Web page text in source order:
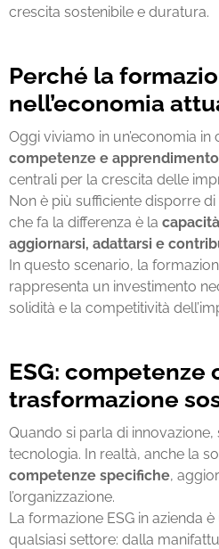
crescita sostenibile e duratura.
Perché la
nell’economia
Oggi viviamo in un’economia in
competenze e
centrali per la crescita delle
Non è più sufficiente disporre
che fa la differenza è la
aggiornarsi, adattarsi e
In questo scenario, la
rappresenta un investimento
solidità e la competitività
ESG: competenze
trasformazione
Quando si parla di
tecnologia. In realtà, anche la
competenze specifiche,
l’organizzazione.
La formazione ESG in azienda è
qualsiasi settore: dalla